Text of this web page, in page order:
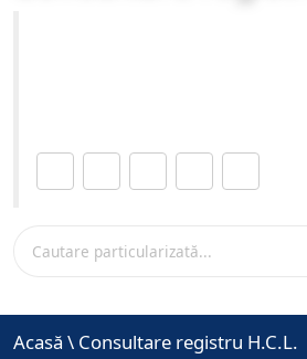
Acasă \ Consultare registru H.C.L.